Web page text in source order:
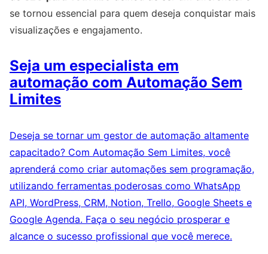
se tornou essencial para quem deseja conquistar mais
visualizações e engajamento.
Seja um especialista em
automação com Automação Sem
Limites
Deseja se tornar um gestor de automação altamente
capacitado? Com Automação Sem Limites, você
aprenderá como criar automações sem programação,
utilizando ferramentas poderosas como WhatsApp
API, WordPress, CRM, Notion, Trello, Google Sheets e
Google Agenda. Faça o seu negócio prosperar e
alcance o sucesso profissional que você merece.